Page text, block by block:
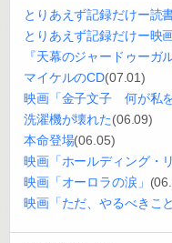
とりあえず記録だけー読
とりあえず記録だけー映
『天幕のジャードゥーガ
マイケルのCD(07.01)
映画「金子文子 何が私を
洗濯機が壊れた(06.09)
本命登場(06.05)
映画「ホールディング・
映画「オーロラの涙」
映画「ただ、やるべきこと